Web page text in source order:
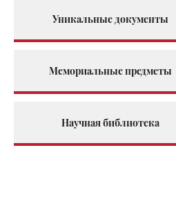
Уникальные документы
Мемориальные предметы
Научная библиотека